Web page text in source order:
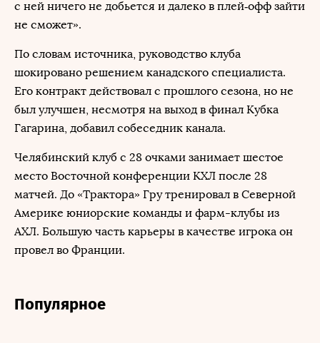
с ней ничего не добьется и далеко в плей‑офф зайти
не сможет».
По словам источника, руководство клуба
шокировано решением канадского специалиста.
Его контракт действовал с прошлого сезона, но не
был улучшен, несмотря на выход в финал Кубка
Гагарина, добавил собеседник канала.
Челябинский клуб с 28 очками занимает шестое
место Восточной конференции КХЛ после 28
матчей. До «Трактора» Гру тренировал в Северной
Америке юниорские команды и фарм-клубы из
АХЛ. Большую часть карьеры в качестве игрока он
провел во Франции.
Популярное